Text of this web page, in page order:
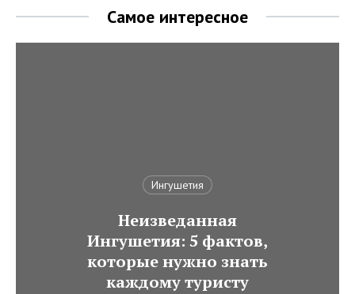
Самое интересное
Ингушетия
Неизведанная
Ингушетия: 5 фактов,
которые нужно знать
каждому туристу